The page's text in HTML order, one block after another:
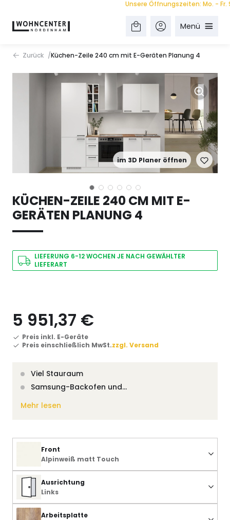
Unsere Öffnungszeiten: Mo. - Fr.
Menü
Zurück Küchen-Zeile 240 cm mit E-Geräten Planung 4
im 3D Planer öffnen
KÜCHEN-ZEILE 240 CM MIT E-
GERÄTEN PLANUNG 4
LIEFERUNG 6-12 WOCHEN JE NACH GEWÄHLTER
LIEFERART
5 951,37 €
Preis inkl. E-Geräte
Preis einschließlich MwSt.zzgl. Versand
Viel Stauraum
Samsung-Backofen und…
Mehr lesen
Front
Alpinweiß matt Touch
Ausrichtung
Links
Arbeitsplatte